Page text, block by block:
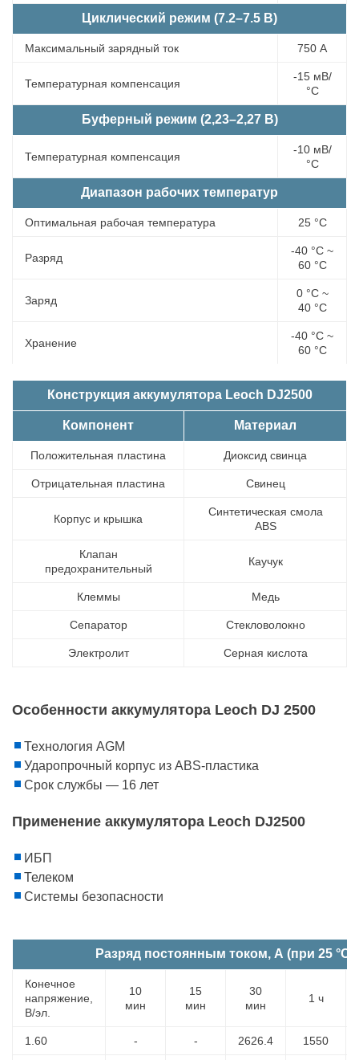
Циклический режим (7.2–7.5 В)
Максимальный зарядный ток 750 А
Температурная компенсация
-15 мВ/
°С
Буферный режим (2,23–2,27 В)
Температурная компенсация
-10 мВ/
°С
Диапазон рабочих температур
Оптимальная рабочая температура 25 °С
Разряд
-40 °С ~
60 °С
Заряд
0 °С ~
40 °С
Хранение
-40 °С ~
60 °С
Конструкция аккумулятора Leoch DJ2500
Компонент Материал
Положительная пластина Диоксид свинца
Отрицательная пластина Свинец
Корпус и крышка
Синтетическая смола
ABS
Клапан
предохранительный
Каучук
Клеммы Медь
Сепаратор Стекловолокно
Электролит Серная кислота
Особенности аккумулятора Leoch DJ 2500
Технология AGM
Ударопрочный корпус из ABS-пластика
Срок службы — 16 лет
Применение аккумулятора Leoch DJ2500
ИБП
Телеком
Системы безопасности
Разряд постоянным током, А (при 25
Конечное
напряжение,
В/эл.
10
мин
15
мин
30
мин
1 ч
1.60 - - 2626.4 1550